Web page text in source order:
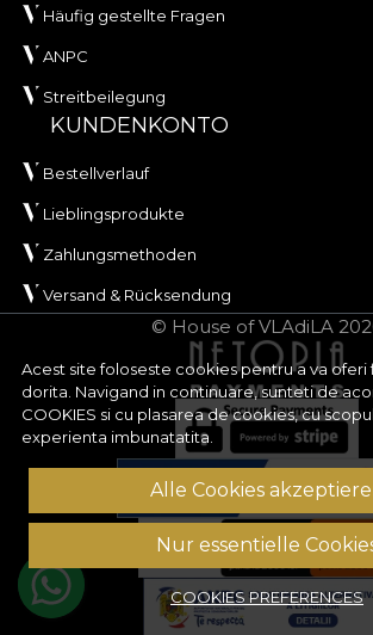
Acest site foloseste cookies pentru a va
dorita. Navigand in continuare, sunteti de
COOKIES si cu plasarea de cookies, cu
experienta imbunatatita.
Alle Cookies
Nur essentielle
COOKIES PREFERENCES
Häufig gestellte Fragen
ANPC
Streitbeilegung
KUNDENKONTO
Bestellverlauf
Lieblingsprodukte
Zahlungsmethoden
Versand & Rücksendung
© House of VLAdiLA